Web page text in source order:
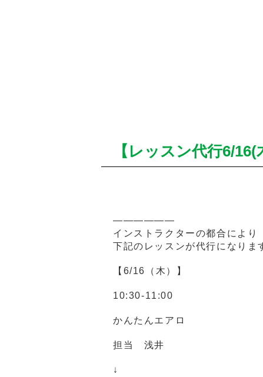
【レッスン代行6/16(
——————
インストラクターの都合により
下記のレッスンが代行になりま
【6/16（木）】
10:30‐11:00
かんたんエアロ
担当 浅井
↓